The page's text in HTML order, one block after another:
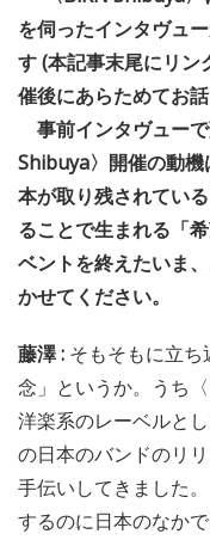
を伺ったインタヴュ
す (本記事末尾にリン
催後にあらためてお
事前インタヴュー
Shibuya〉開催の動機
本が取り残されてい
ることで生まれる「
ベントを終えたいま
かせてください。
藤澤 : そもそもに立
念」というか。うち
洋楽系のレーベルと
の日本のバンドのリ
手伝いしてきました
するのに日本のなか